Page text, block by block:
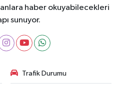
haber okuyabilecekleri
sunuyor.
Trafik Durumu